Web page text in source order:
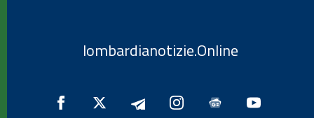
lombardianotizie.Online